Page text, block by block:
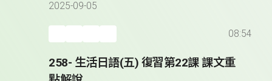
2025-09-05
08:54
258- 生活日語(五) 復習第22課 課文重